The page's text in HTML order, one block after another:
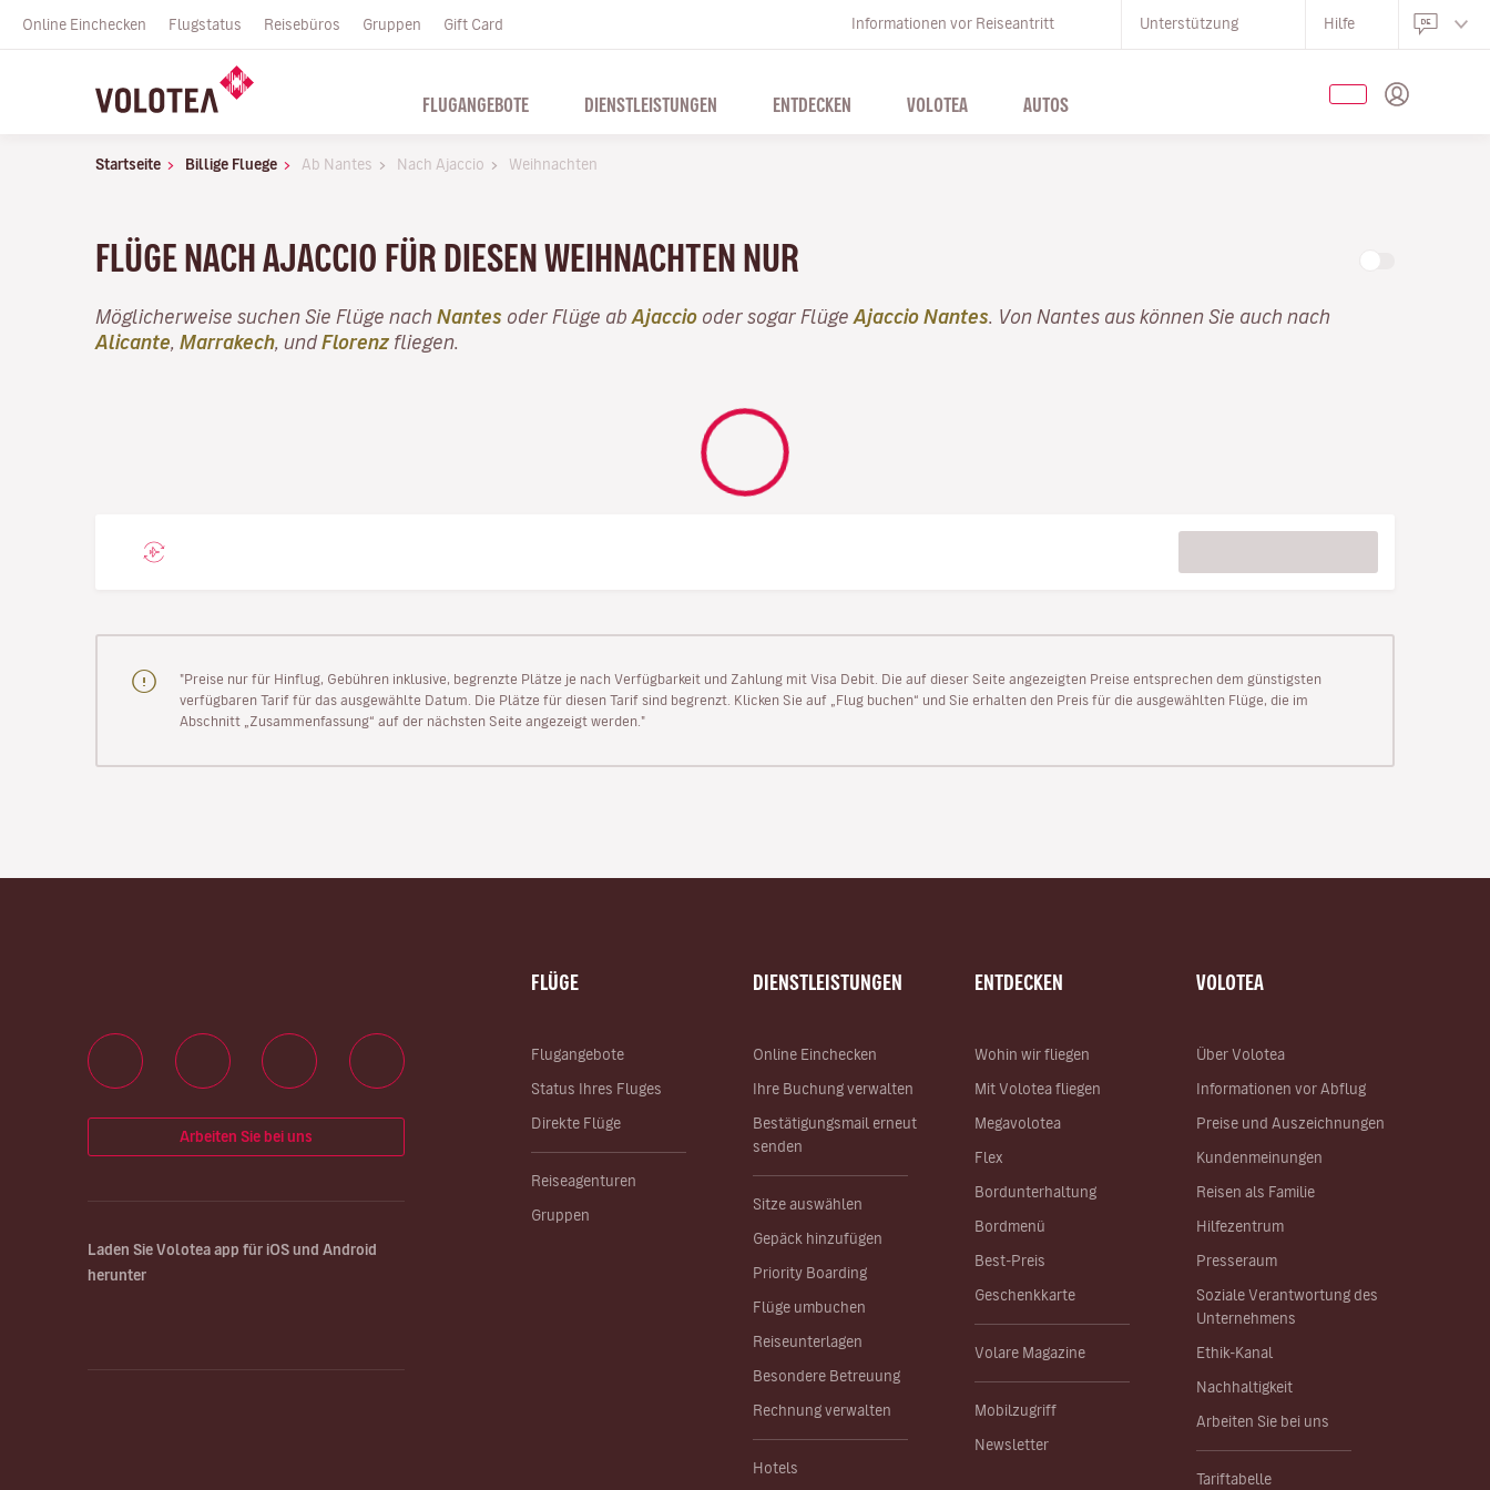
Online Einchecken Flugstatus Reisebüros Gruppen Gift Card Informationen vor Reiseantritt Unterstützung Hilfe
FLUGANGEBOTE DIENSTLEISTUNGEN ENTDECKEN VOLOTEA AUTOS
Startseite Billige Fluege Ab Nantes Nach Ajaccio Weihnachten
FLÜGE NACH AJACCIO FÜR DIESEN WEIHNACHTEN NUR
Möglicherweise suchen Sie Flüge nach Nantes oder Flüge ab Ajaccio oder sogar Flüge Ajaccio Nantes . Von Nantes aus können Sie auch nach
Alicante Marrakech , undFlorenz fliegen.
"Preise nur für Hinflug, Gebühren inklusive, begrenzte Plätze je nach Verfügbarkeit und Zahlung mit Visa Debit. Die auf dieser Seite angezeigten Preise entsprechen dem günstigsten
verfügbaren Tarif für das ausgewählte Datum. Die Plätze für diesen Tarif sind begrenzt. Klicken Sie auf „Flug buchen“ und Sie erhalten den Preis für die ausgewählten Flüge, die im
Abschnitt „Zusammenfassung“ auf der nächsten Seite angezeigt werden."
FLÜGE
Flugangebote
Status Ihres Fluges
Direkte Flüge
Reiseagenturen
Gruppen
DIENSTLEISTUNGEN
Online Einchecken
Ihre Buchung verwalten
Bestätigungsmail erneut
senden
Sitze auswählen
Gepäck hinzufügen
Priority Boarding
Flüge umbuchen
Reiseunterlagen
Besondere Betreuung
Rechnung verwalten
Hotels
ENTDECKEN
Wohin wir fliegen
Mit Volotea fliegen
Megavolotea
Flex
Bordunterhaltung
Bordmenü
Best-Preis
Geschenkkarte
Volare Magazine
Mobilzugriff
Newsletter
VOLOTEA
Über Volotea
Informationen vor Abflug
Preise und Auszeichnungen
Kundenmeinungen
Reisen als Familie
Hilfezentrum
Presseraum
Soziale Verantwortung des
Unternehmens
Ethik-Kanal
Nachhaltigkeit
Arbeiten Sie bei uns
Tariftabelle
Arbeiten Sie bei uns
Laden Sie Volotea app für iOS und Android
herunter